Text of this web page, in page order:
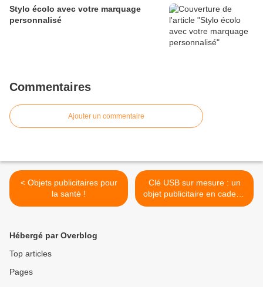
Stylo écolo avec votre marquage
personnalisé
Commentaires
Ajouter un commentaire
< Objets publicitaires pour
la santé !
Clé USB sur mesure : un
objet publicitaire en cadeau
>
Hébergé par Overblog
Top articles
Pages